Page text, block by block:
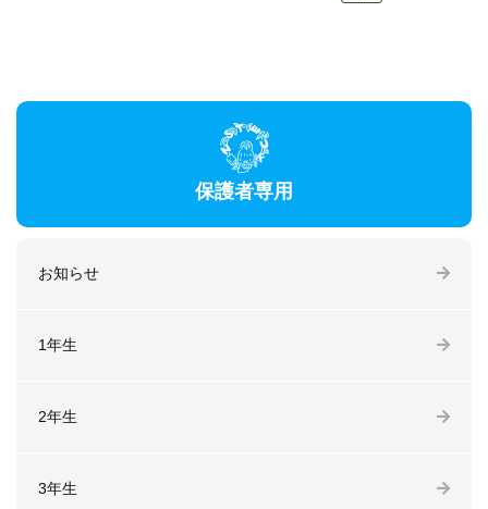
保護者専用
お知らせ
1年生
2年生
3年生